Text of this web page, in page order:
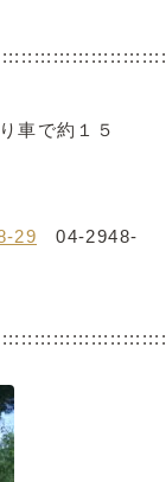
車で約１５
29 04-2948-